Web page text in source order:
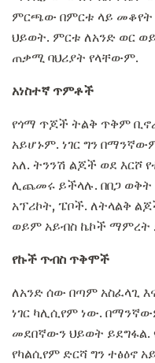
ምርጫው በምርቱ ላይ መቆየት
ህይወት. ምርቱ ለአንድ ወር
ጠቃሚ ባህሪያት የላቸውም.
አነስተኛ ጥምቶች
የጎማ ጥጆች ትልቅ ጥቅም
አይሆኑም. ነገር ግን
አለ. ትንንሽ ልጆች ወደ
ሊጨመሩ ይችላሉ. በበጋ ወቅት
አፕሪኮት, ፔቦች. ለትላልቅ
ወይም አይብስ ኬኮች ማምረት
የኩች ጥብስ ጥቅሞች
ለአንድ ሰው በጣም አስፈላጊ
ነገር ካሊሲየም ነው.
መደበኛውን ህይወት ይደግፋል.
የካልሲየም ድርሻ ግን ተፅዕኖ